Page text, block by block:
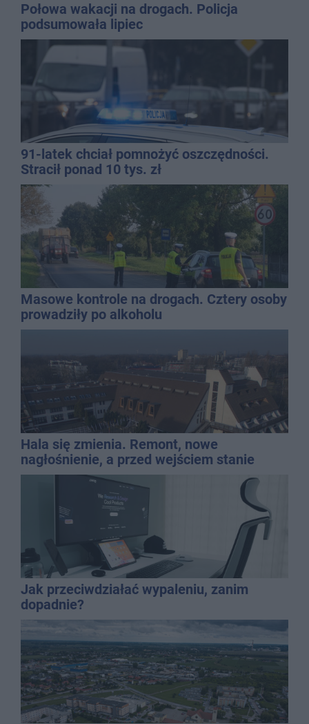
Połowa wakacji na drogach. Policja
podsumowała lipiec
91-latek chciał pomnożyć oszczędności.
Stracił ponad 10 tys. zł
Masowe kontrole na drogach. Cztery osoby
prowadziły po alkoholu
Hala się zmienia. Remont, nowe
nagłośnienie, a przed wejściem stanie
QEMETICA ARENA
Jak przeciwdziałać wypaleniu, zanim
dopadnie?